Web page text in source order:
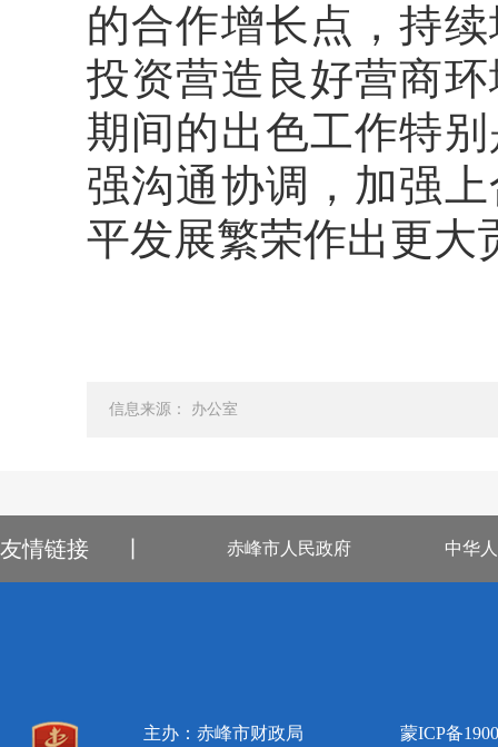
的合作增长点，持
投资营造良好营商
期间的出色工作特
强沟通协调，加强
平发展繁荣作出更大
信息来源： 办公室
友情链接 赤峰市人民政府 中华
主办：赤峰市财政局 蒙ICP备